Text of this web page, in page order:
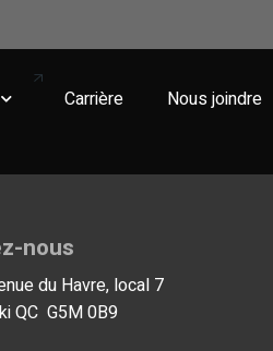
Carrière Nous joindre
vous
nous
du Havre, local 7
QC G5M 0B9